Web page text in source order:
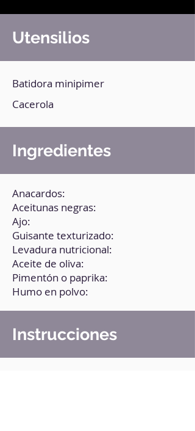
Utensilios
Batidora minipimer
Cacerola
Ingredientes
Anacardos:
Aceitunas negras:
Ajo:
Guisante texturizado:
Levadura nutricional:
Aceite de oliva:
Pimentón o paprika:
Humo en polvo:
Instrucciones